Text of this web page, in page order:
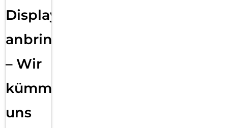
Displayfolie
anbringen
– Wir
kümmern
uns